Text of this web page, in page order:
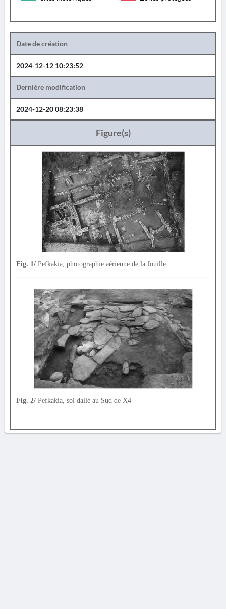
Date de création
2024-12-12 10:23:52
Dernière modification
2024-12-20 08:23:38
Figure(s)
Fig. 1/ Pefkakia, photographie aérienne de la fouille
Fig. 2/ Pefkakia, sol dallé au Sud de X4